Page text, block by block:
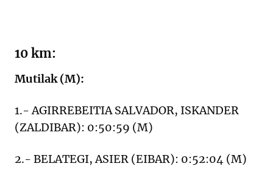
10 km:
Mutilak (M):
1.- AGIRREBEITIA SALVADOR, ISKANDER
(ZALDIBAR): 0:50:59 (M)
2.- BELATEGI, ASIER (EIBAR): 0:52:04 (M)